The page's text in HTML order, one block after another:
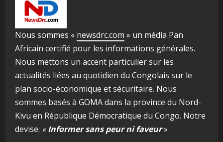
Nous sommes « newsdrc.com » un média Pan
Africain certifié pour les informations générales.
Nous mettons un accent particulier sur les
actualités liées au quotidien du Congolais sur le
plan socio-économique et sécuritaire. Nous
sommes basés à GOMA dans la province du Nord-
Kivu en République Démocratique du Congo. Notre
devise: «Informer sans peur ni faveur»